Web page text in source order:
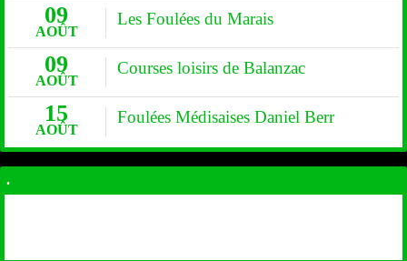
09
AOÛT
Les Foulées du Marais
09
AOÛT
Courses loisirs de Balanzac
15
AOÛT
Foulées Médisaises Daniel Berr
.